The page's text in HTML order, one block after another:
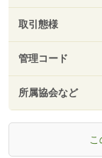
取引態様
管理コード
所属協会など
こ